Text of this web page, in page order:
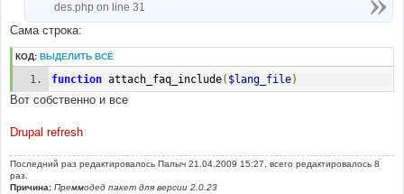
des.php on line 31
Сама строка:
КОД: ВЫДЕЛИТЬ ВСЁ
function attach_faq_include( $lang_file)
Вот собственно и все
Drupal refresh
Последний раз редактировалось Палыч 21.04.2009 15:27, всего редактировалось 8
раз.
Причина: Преммодед пакет для версии 2.0.23